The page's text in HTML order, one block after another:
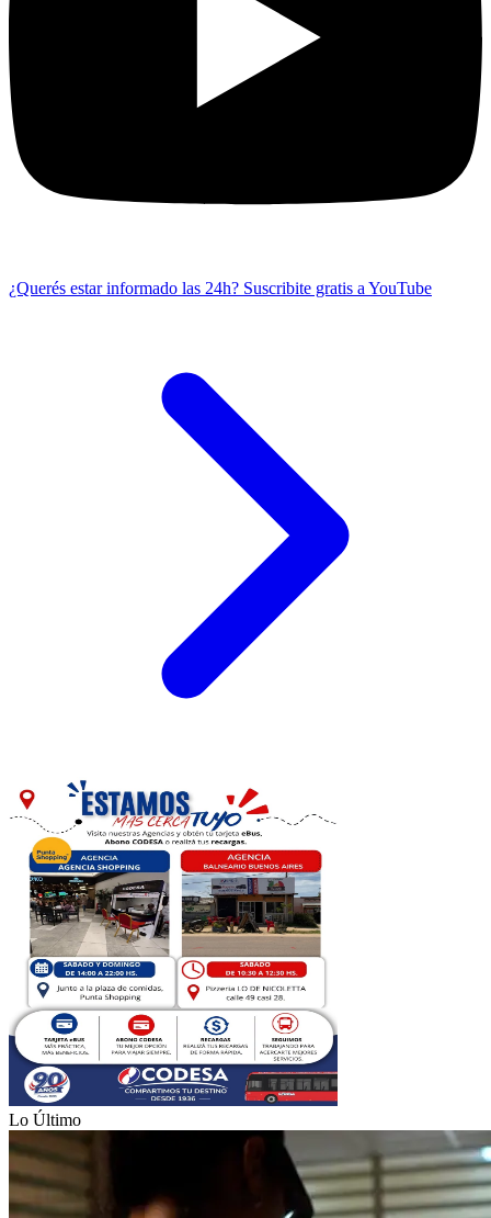
¿Querés estar informado las 24h? Suscribite gratis a YouTube
Lo Último